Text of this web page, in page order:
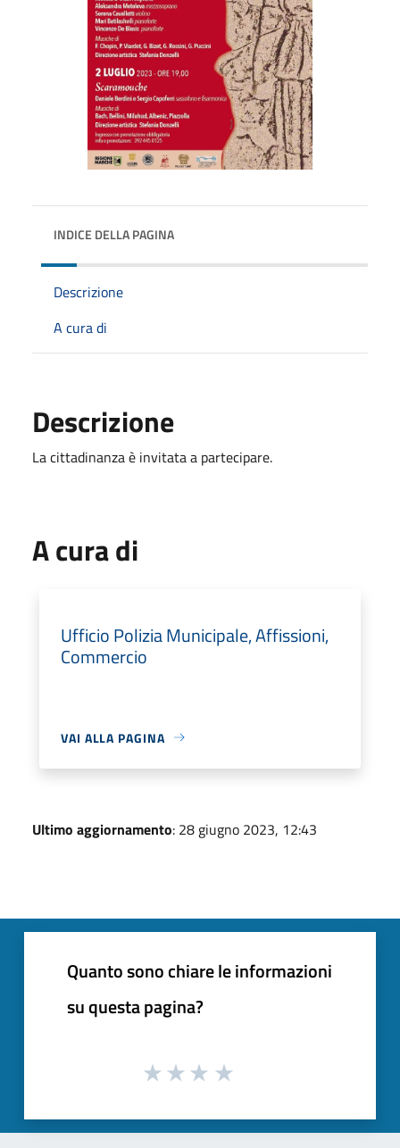
INDICE DELLA PAGINA
Descrizione
A cura di
Descrizione
La cittadinanza è invitata a partecipare.
A cura di
Ufficio Polizia Municipale, Affissioni,
Commercio
VAI ALLA PAGINA
Ultimo aggiornamento: 28 giugno 2023, 12:43
Quanto sono chiare le informazioni
su questa pagina?